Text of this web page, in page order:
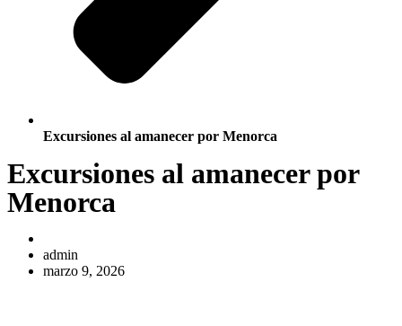
Excursiones al amanecer por Menorca
Excursiones al amanecer por
Menorca
admin
marzo 9, 2026